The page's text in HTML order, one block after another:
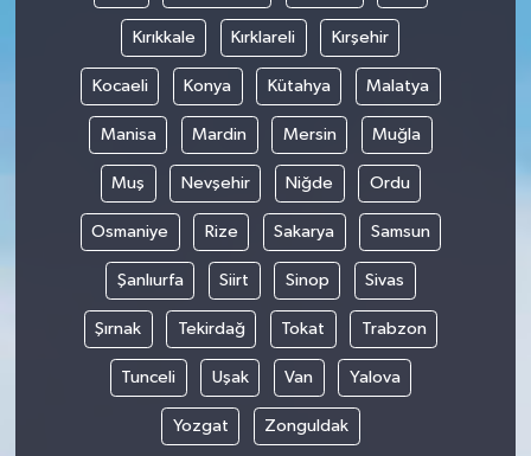
Kırıkkale Kırklareli Kırşehir
Kocaeli Konya Kütahya Malatya
Manisa Mardin Mersin Muğla
Muş Nevşehir Niğde Ordu
Osmaniye Rize Sakarya Samsun
Şanlıurfa Siirt Sinop Sivas
Şırnak Tekirdağ Tokat Trabzon
Tunceli Uşak Van Yalova
Yozgat Zonguldak